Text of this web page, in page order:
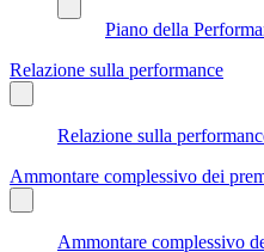
Piano della
Relazione sulla performance
Relazione sulla
Ammontare complessivo dei
Ammontare complessivo